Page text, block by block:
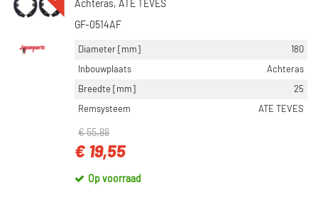
Achteras, ATE TEVES
GF-0514AF
Diameter [mm]
180
Inbouwplaats
Achteras
Breedte [mm]
25
Remsysteem
ATE TEVES
€ 55,88
€ 19,55
Op voorraad